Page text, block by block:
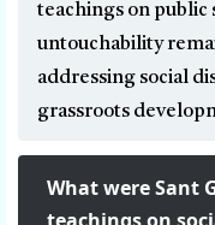
teachings on public
untouchability
addressing social
grassroots
What were Sant